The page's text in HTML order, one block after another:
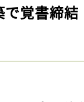
で覚書締結